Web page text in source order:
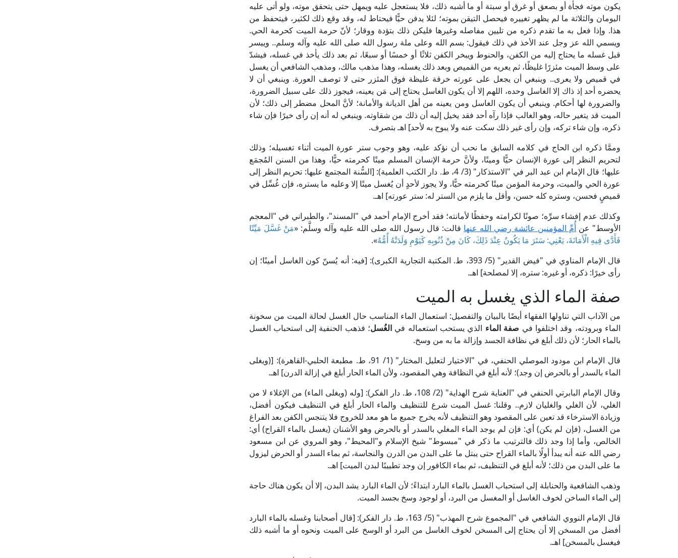
يكون موته فجأة أو بصعق أو غرق أو سبتة أو ما أشبه ذلك، فلا يستعجل عليه ويمهل حتى يتحقق موته، ولو أتى عليه
اليومان والثلاثة ما لم يظهر تغييره فيحصل التيقن بموته؛ لئلا يدفن حيًّا فيحتاط له، وقد وقع ذلك لكثير، فيتحفظ من
هذا. وإذا فعل به ما تقدم ذكره من تليين مفاصله وغيرها فليكن ذلك بتؤدة ووقار؛ لأنّ حرمة الميت كحرمة الحي.
ويسمي الله عز وجل عند الأخذ في ذلك فيقول: بسم الله وعلى ملة رسول الله صلى الله عليه وآله وسلم.. وييسر
قبل غسله ما يحتاج إليه من الكفن، والحنوط ويبخر الكفن ثلاثًا أو خمسًا أو سبعًا، ثم بعد ذلك يأخذ في غسله، فيشدّ
على وسط الميت مئزرًا غليظًا، ثم يعريه من القميص وبعد ذلك يغسله، وهذا مذهب مالك، ومذهب الشافعي أن يغسل
في قميص ولا يعرى.. وينبغي أن يجعل على عورته خرقة غليظة فوق المئزر حتى لا توصف العورة. وينبغي أن لا
يحضره أحد إذ ذاك إلا الغاسل وحده، اللهم إلا أن يكون الغاسل يحتاج إلى مَن يعينه، فيجوز ذلك على سبيل الضرورة،
والضرورة لها أحكام. وينبغي أن يكون الغاسل ومن يعينه من أهل الديانة والأمانة؛ لأنَّ المحل مضطر إلى ذلك؛ لأن
الميت قد يتغير حاله، وهو الغالب فإذا رآه أحد فقد يخيل إليه أن ذلك من شقاوته. وينبغي له أنه إن رأى خيرًا فإن شاء
ذكره، وإن شاء تركه، وإن رأى غير ذلك سكت عنه ولا يبوح به لأحد] اهـ بتصرف.
وممَّا ذكره ابن الحاج في كلامه السابق ما نحب أن نؤكد عليه، وهو وجوب ستر عورة الميت أثناء تغسيله؛ وذلك
لتحريم النظر إلى عورة الإنسان حيًّا وميتًا، ولأنَّ حرمة الإنسان المسلم ميتًا كحرمته حيًّا، وهذا من السنن المُجمَع
عليها؛ قال الإمام ابن عبد البر في "الاستذكار" (3/ 4، ط. دار الكتب العلمية): [السُّنة المجتمع عليها: تحريم النظر إلى
عورة الحي والميت، وحرمة المؤمن ميتًا كحرمته حيًّا، ولا يجوز لأحدٍ أن يُغسل ميتًا إلا وعليه ما يستره، فإن غُسِّل في
قميصٍ فحسن، وستره كله حسن، وأقل ما يلزم من الستر له: ستر عورته] اهـ.
وكذلك عدم إفشاء سرِّه؛ صونًا لكرامته وحفظًا لأمانته؛ فقد أخرج الإمام أحمد في "المسند"، والطبراني في "المعجم
الأوسط" عن أُمِّ المؤمنين عائشة رضي الله عنها قالت: قال رسول الله صلى الله عليه وآله وسلَّم: «مَنْ غَسَّلَ مَيِّتًا
فَأَدَّى فِيهِ الْأَمَانَةَ، يَعْنِي: سَتَرَ مَا يَكُونُ عِنْدَ ذَلِكَ، كَانَ مِنْ ذُنُوبِهِ كَيَوْمِ وَلَدَتْهُ أُمُّهُ».
قال الإمام المناوي في "فيض القدير" (5/ 393، ط. المكتبة التجارية الكبرى): [فيه: أنه يُسنّ كون الغاسل أمينًا؛ إن
رأى خيرًا: ذكره، أو غيره: ستره، إلا لمصلحة] اهـ.
صفة الماء الذي يغسل به الميت
من الآداب التي تناولها الفقهاء أيضًا بالبيان والتفصيل: استعمال الماء المناسب حال الغسل لحالة الميت من سخونة
الماء وبرودته، وقد اختلفوا في صفة الماء الذي يستحب استعماله فيالغُسل؛ فذهب الحنفية إلى استحباب الغسل
بالماء الحار؛ لأن ذلك أبلغ في نظافة الجسد وإزالة ما به من وسخ.
قال الإمام ابن مودود الموصلي الحنفي، في "الاختيار لتعليل المختار" (1/ 91، ط. مطبعة الحلبي-القاهرة): [(ويغلى
الماء بالسدر أو بالحرض إن وجد)؛ لأنه أبلغ في النظافة وهي المقصود، ولأن الماء الحار أبلغ في إزالة الدرن] اهـ.
وقال الإمام البابرتي الحنفي في "العناية شرح الهداية" (2/ 108، ط. دار الفكر): [وله (ويغلى الماء) من الإغلاء لا من
الغلي، لأن الغلي والغليان لازم.. وقلنا: غسل الميت شرع للتنظيف والماء الحار أبلغ في التنظيف فيكون أفضل،
وزيادة الاسترخاء قد تعين على المقصود وهو التنظيف لأنه يخرج جميع ما هو معد للخروج فلا يتنجس الكفن بعد الفراغ
من الغسل، (فإن لم يكن) أي: فإن لم يوجد الماء المغلي بالسدر أو بالحرض وهو الأشنان (يغسل بالماء القراح) أي:
الخالص، وأما إذا وجد ذلك فالترتيب ما ذكر في "مبسوط" شيخ الإسلام و"المحيط"، وهو المروي عن ابن مسعود
رضي الله عنه أنه يبدأ أولًا بالماء القراح حتى يبتل ما على البدن من الدرن والنجاسة، ثم بماء السدر أو الحرض ليزول
ما على البدن من ذلك؛ لأنه أبلغ في التنظيف، ثم بماء الكافور إن وجد تطييبًا لبدن الميت] اهـ.
وذهب الشافعية والحنابلة إلى استحباب الغسل بالماء البارد ابتداءً؛ لأن الماء البارد يشد البدن، إلا أن يكون هناك حاجة
إلى الماء الساخن لخوف الغاسل أو المغسل من البرد، أو لوجود وسخ بجسد الميت.
قال الإمام النووي الشافعي في "المجموع شرح المهذب" (5/ 163، ط. دار الفكر): [قال أصحابنا وغسله بالماء البارد
أفضل من المسخن إلا أن يحتاج إلى المسخن لخوف الغاسل من البرد أو الوسخ على الميت ونحوه أو ما أشبه ذلك
فيغسل بالمسخن] اهـ.